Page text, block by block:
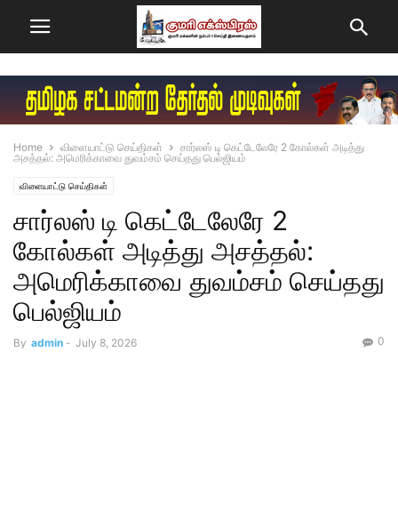
Home விளையாட்டு செய்திகள்
சார்லஸ் டி கெட்டேலேரே 2 கோல்கள் அடித்து
அசத்தல்: அமெரிக்காவை துவம்சம் செய்தது பெல்ஜியம்
விளையாட்டு செய்திகள்
சார்லஸ் டி கெட்டேலேரே 2
கோல்கள் அடித்து அசத்தல்:
அமெரிக்காவை துவம்சம் செய்தது
பெல்ஜியம்
By admin - July 8, 2026 0